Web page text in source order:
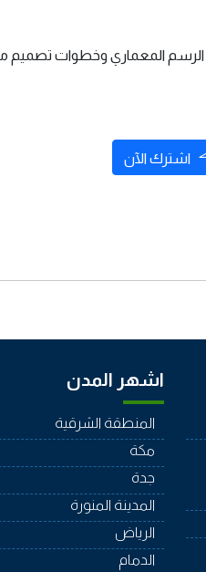
اشترك الآن
اشهر المدن
المنطقة الشرقية
مكة
جدة
المدينة المنورة
الرياض
الدمام